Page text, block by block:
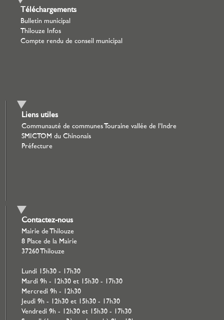
Téléchargements
Bulletin municipal
Thilouze Infos
Compte rendu de conseil municipal
Liens utiles
Communauté de communes Touraine vallée de l'Indre
SMICTOM du Chinonais
Préfecture
Contactez-nous
Mairie de Thilouze
8 Place de la Mairie
37260 Thilouze
Lundi 15h30 - 17h30
Mardi 9h - 12h30 et 15h30 - 17h30
Mercredi 9h - 12h30
Jeudi 9h - 12h30 et 15h30 - 17h30
Vendredi 9h - 12h30 et 15h30 - 17h30